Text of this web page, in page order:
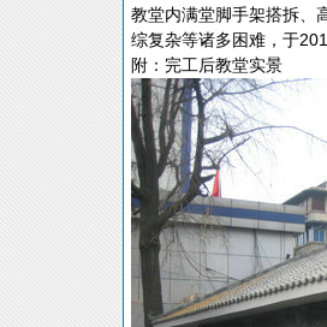
教堂内满堂脚手架搭拆、
综复杂等诸多困难，于
附：完工后教堂实景